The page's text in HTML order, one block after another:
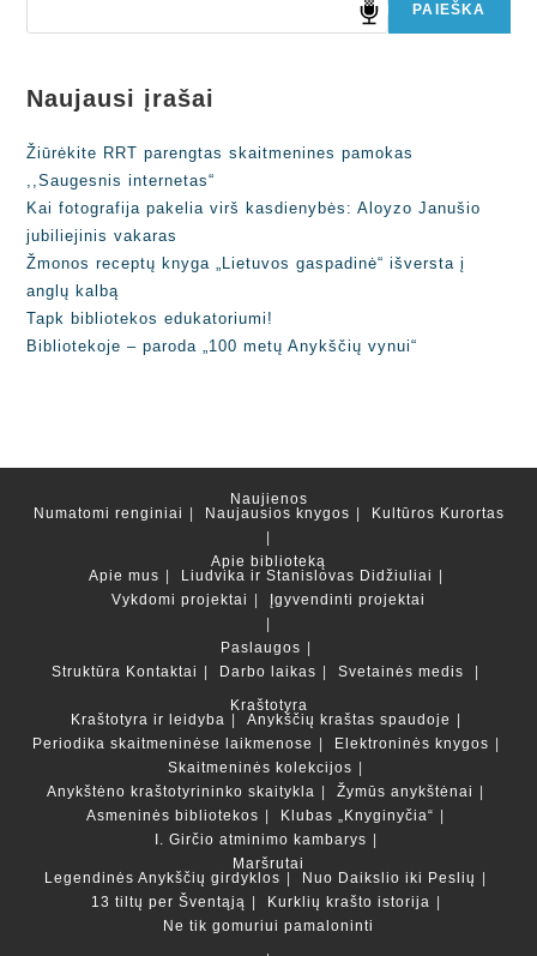
PAIEŠKA
Naujausi įrašai
Žiūrėkite RRT parengtas skaitmenines pamokas
,,Saugesnis internetas“
Kai fotografija pakelia virš kasdienybės: Aloyzo Janušio
jubiliejinis vakaras
Žmonos receptų knyga „Lietuvos gaspadinė“ išversta į
anglų kalbą
Tapk bibliotekos edukatoriumi!
Bibliotekoje – paroda „100 metų Anykščių vynui“
Naujienos
Numatomi renginiai
Naujausios knygos Kultūros Kurortas
Apie biblioteką
Apie mus
Liudvika ir Stanislovas Didžiuliai
Vykdomi projektai
Įgyvendinti projektai
Paslaugos
Struktūra Kontaktai Darbo laikas
Svetainės medis
Kraštotyra
Kraštotyra ir leidyba
Anykščių kraštas spaudoje
Periodika skaitmeninėse laikmenose
Elektroninės knygos
Skaitmeninės kolekcijos
Anykštėno kraštotyrininko skaitykla
Žymūs anykštėnai
Asmeninės bibliotekos
Klubas „Knyginyčia“
I. Girčio atminimo kambarys
Maršrutai
Legendinės Anykščių girdyklos
Nuo Daikslio iki Peslių
13 tiltų per Šventąją
Kurklių krašto istorija
Ne tik gomuriui pamaloninti